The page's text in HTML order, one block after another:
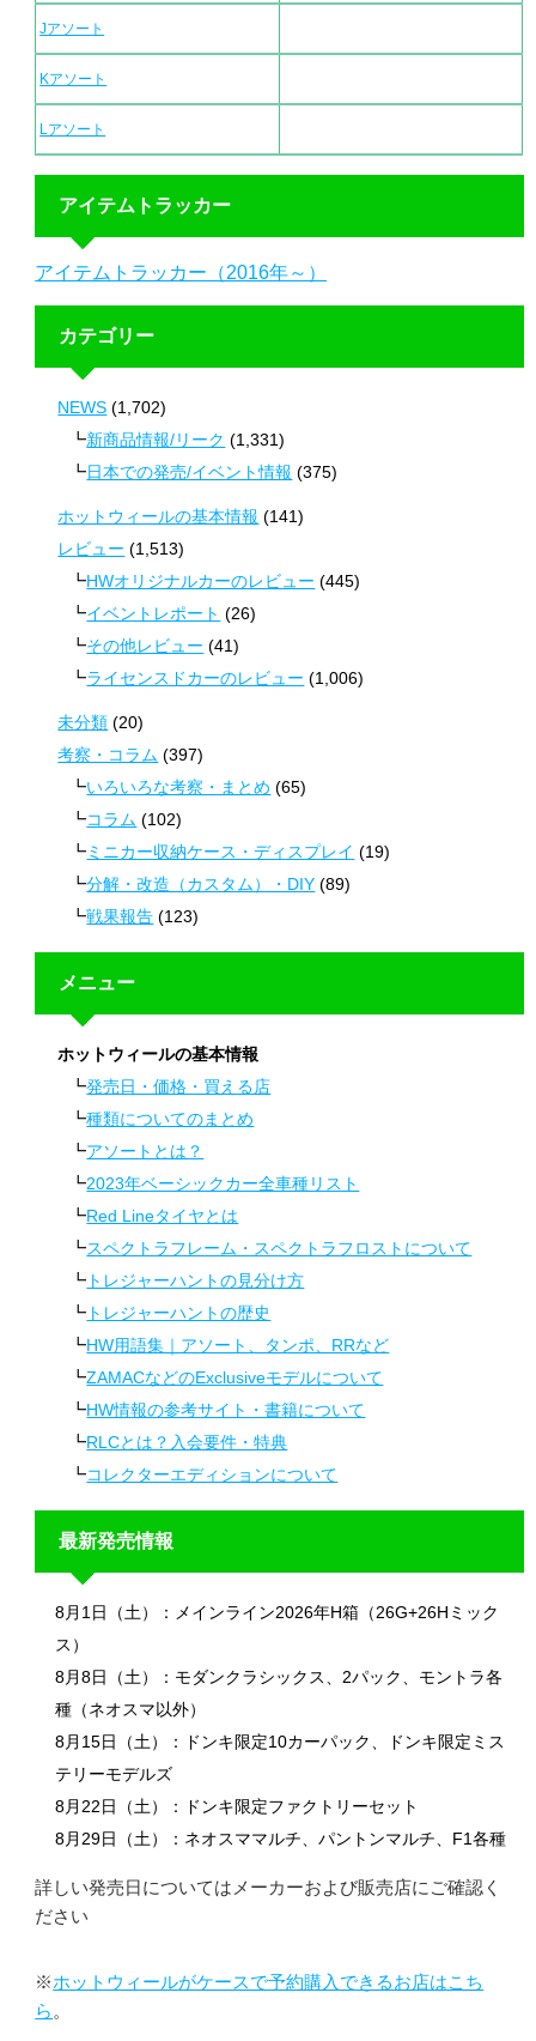
Jアソート
Kアソート
Lアソート
アイテムトラッカー
アイテムトラッカー（2016年～）
カテゴリー
NEWS (1,702)
新商品情報/リーク (1,331)
日本での発売/イベント情報 (375)
ホットウィールの基本情報 (141)
レビュー (1,513)
HWオリジナルカーのレビュー (445)
イベントレポート (26)
その他レビュー (41)
ライセンスドカーのレビュー (1,006)
未分類 (20)
考察・コラム (397)
いろいろな考察・まとめ (65)
コラム (102)
ミニカー収納ケース・ディスプレイ (19)
分解・改造（カスタム）・DIY (89)
戦果報告 (123)
メニュー
ホットウィールの基本情報
発売日・価格・買える店
種類についてのまとめ
アソートとは？
2023年ベーシックカー全車種リスト
Red Lineタイヤとは
スペクトラフレーム・スペクトラフロストについて
トレジャーハントの見分け方
トレジャーハントの歴史
HW用語集｜アソート、タンポ、RRなど
ZAMACなどのExclusiveモデルについて
HW情報の参考サイト・書籍について
RLCとは？入会要件・特典
コレクターエディションについて
最新発売情報
8月1日（土）：メインライン2026年H箱（26G+26Hミック
ス）
8月8日（土）：モダンクラシックス、2パック、モントラ各
種（ネオスマ以外）
8月15日（土）：ドンキ限定10カーパック、ドンキ限定ミス
テリーモデルズ
8月22日（土）：ドンキ限定ファクトリーセット
8月29日（土）：ネオスママルチ、パントンマルチ、F1各種
詳しい発売日についてはメーカーおよび販売店にご確認く
ださい
※ホットウィールがケースで予約購入できるお店はこち
ら 。